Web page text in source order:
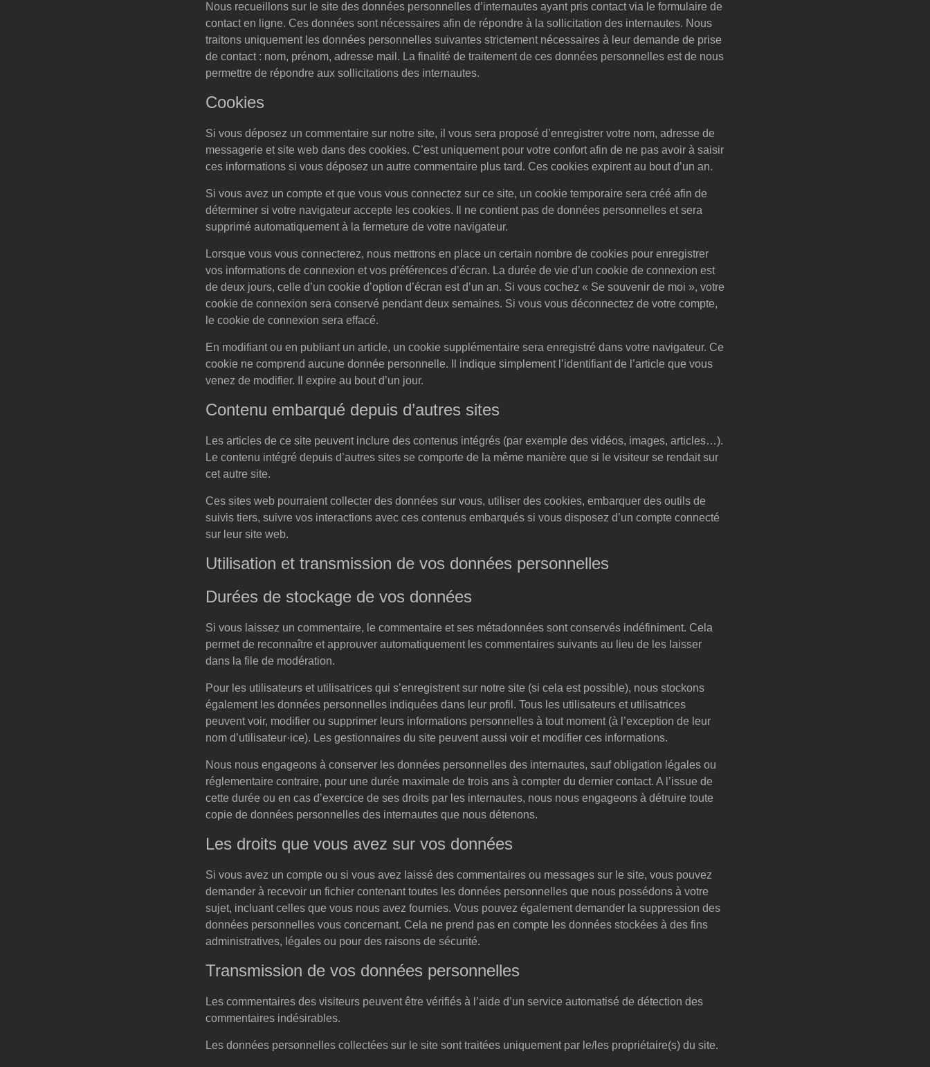
Nous recueillons sur le site des données personnelles d’internautes ayant pris contact via le formulaire de
contact en ligne. Ces données sont nécessaires afin de répondre à la sollicitation des internautes. Nous
traitons uniquement les données personnelles suivantes strictement nécessaires à leur demande de prise
de contact : nom, prénom, adresse mail. La finalité de traitement de ces données personnelles est de nous
permettre de répondre aux sollicitations des internautes.
Cookies
Si vous déposez un commentaire sur notre site, il vous sera proposé d’enregistrer votre nom, adresse de
messagerie et site web dans des cookies. C’est uniquement pour votre confort afin de ne pas avoir à saisir
ces informations si vous déposez un autre commentaire plus tard. Ces cookies expirent au bout d’un an.
Si vous avez un compte et que vous vous connectez sur ce site, un cookie temporaire sera créé afin de
déterminer si votre navigateur accepte les cookies. Il ne contient pas de données personnelles et sera
supprimé automatiquement à la fermeture de votre navigateur.
Lorsque vous vous connecterez, nous mettrons en place un certain nombre de cookies pour enregistrer
vos informations de connexion et vos préférences d’écran. La durée de vie d’un cookie de connexion est
de deux jours, celle d’un cookie d’option d’écran est d’un an. Si vous cochez « Se souvenir de moi », votre
cookie de connexion sera conservé pendant deux semaines. Si vous vous déconnectez de votre compte,
le cookie de connexion sera effacé.
En modifiant ou en publiant un article, un cookie supplémentaire sera enregistré dans votre navigateur. Ce
cookie ne comprend aucune donnée personnelle. Il indique simplement l’identifiant de l’article que vous
venez de modifier. Il expire au bout d’un jour.
Contenu embarqué depuis d’autres sites
Les articles de ce site peuvent inclure des contenus intégrés (par exemple des vidéos, images, articles…).
Le contenu intégré depuis d’autres sites se comporte de la même manière que si le visiteur se rendait sur
cet autre site.
Ces sites web pourraient collecter des données sur vous, utiliser des cookies, embarquer des outils de
suivis tiers, suivre vos interactions avec ces contenus embarqués si vous disposez d’un compte connecté
sur leur site web.
Utilisation et transmission de vos données personnelles
Durées de stockage de vos données
Si vous laissez un commentaire, le commentaire et ses métadonnées sont conservés indéfiniment. Cela
permet de reconnaître et approuver automatiquement les commentaires suivants au lieu de les laisser
dans la file de modération.
Pour les utilisateurs et utilisatrices qui s’enregistrent sur notre site (si cela est possible), nous stockons
également les données personnelles indiquées dans leur profil. Tous les utilisateurs et utilisatrices
peuvent voir, modifier ou supprimer leurs informations personnelles à tout moment (à l’exception de leur
nom d’utilisateur·ice). Les gestionnaires du site peuvent aussi voir et modifier ces informations.
Nous nous engageons à conserver les données personnelles des internautes, sauf obligation légales ou
réglementaire contraire, pour une durée maximale de trois ans à compter du dernier contact. A l’issue de
cette durée ou en cas d’exercice de ses droits par les internautes, nous nous engageons à détruire toute
copie de données personnelles des internautes que nous détenons.
Les droits que vous avez sur vos données
Si vous avez un compte ou si vous avez laissé des commentaires ou messages sur le site, vous pouvez
demander à recevoir un fichier contenant toutes les données personnelles que nous possédons à votre
sujet, incluant celles que vous nous avez fournies. Vous pouvez également demander la suppression des
données personnelles vous concernant. Cela ne prend pas en compte les données stockées à des fins
administratives, légales ou pour des raisons de sécurité.
Transmission de vos données personnelles
Les commentaires des visiteurs peuvent être vérifiés à l’aide d’un service automatisé de détection des
commentaires indésirables.
Les données personnelles collectées sur le site sont traitées uniquement par le/les propriétaire(s) du site.